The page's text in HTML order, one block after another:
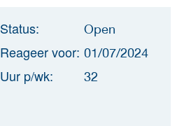
Status: Open
Reageer voor: 01/07/2024
Uur p/wk: 32